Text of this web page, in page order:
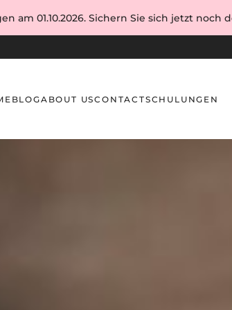
BLOGABOUT USCONTACTSCHULUNGEN
am 01.10.2026. Sichern Sie sich jetzt noch